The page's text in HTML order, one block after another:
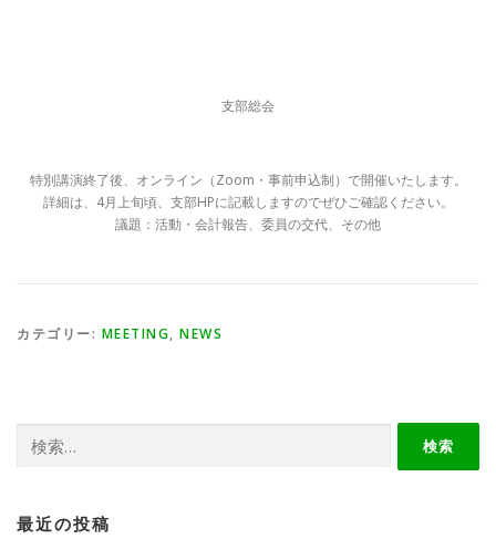
支部総会
特別講演終了後、オンライン（Zoom・事前申込制）で開催いたします。
詳細は、4月上旬頃、支部HPに記載しますのでぜひご確認ください。
議題：活動・会計報告、委員の交代、その他
カテゴリー: MEETING, NEWS
索:
最近の投稿